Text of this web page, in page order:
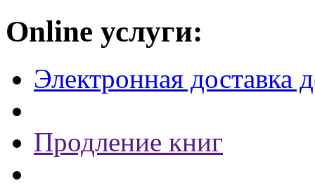
Online услуги:
Электронная доставка
Продление книг